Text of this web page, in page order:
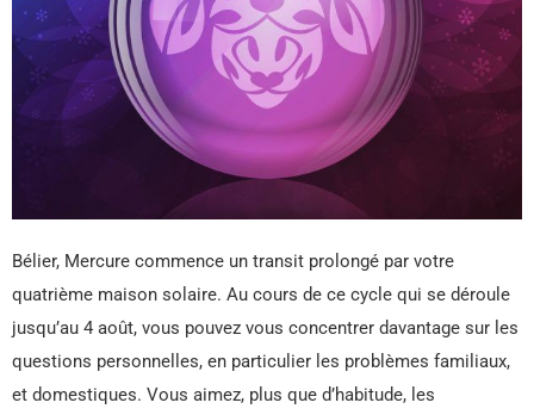
Bélier, Mercure commence un transit prolongé par votre
quatrième maison solaire. Au cours de ce cycle qui se déroule
jusqu’au 4 août, vous pouvez vous concentrer davantage sur les
questions personnelles, en particulier les problèmes familiaux,
et domestiques. Vous aimez, plus que d’habitude, les